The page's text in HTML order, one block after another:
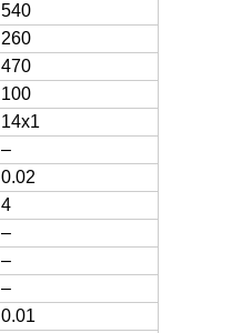
540
260
470
100
14x1
–
0.02
4
–
–
–
0.01